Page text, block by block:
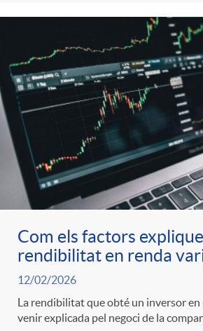
Com els factors
rendibilitat en renda
12/02/2026
La rendibilitat que obté un inversor
venir explicada pel negoci de la